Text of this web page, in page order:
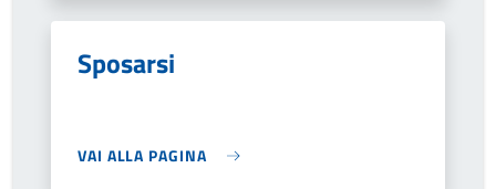
Sposarsi
VAI ALLA PAGINA